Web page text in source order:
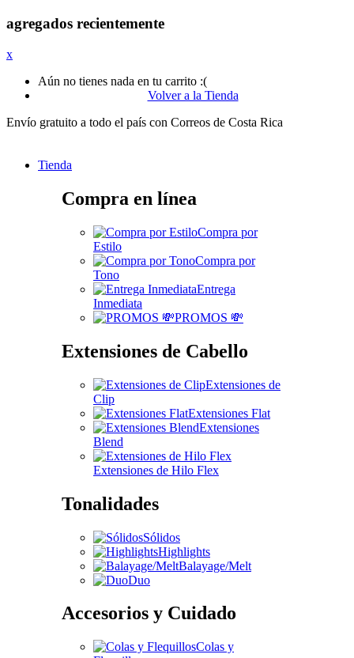
agregados recientemente
x
Aún no tienes nada en tu carrito :(
Volver a la Tienda
Envío gratuito a todo el país con Correos de Costa Rica
Tienda
Compra en línea
Compra por
Estilo
Compra por
Tono
Entrega
Inmediata
PROMOS 💸
Extensiones de Cabello
Extensiones de
Clip
Extensiones Flat
Extensiones
Blend
Extensiones de Hilo Flex
Tonalidades
Sólidos
Highlights
Balayage/Melt
Duo
Accesorios y Cuidado
Colas y